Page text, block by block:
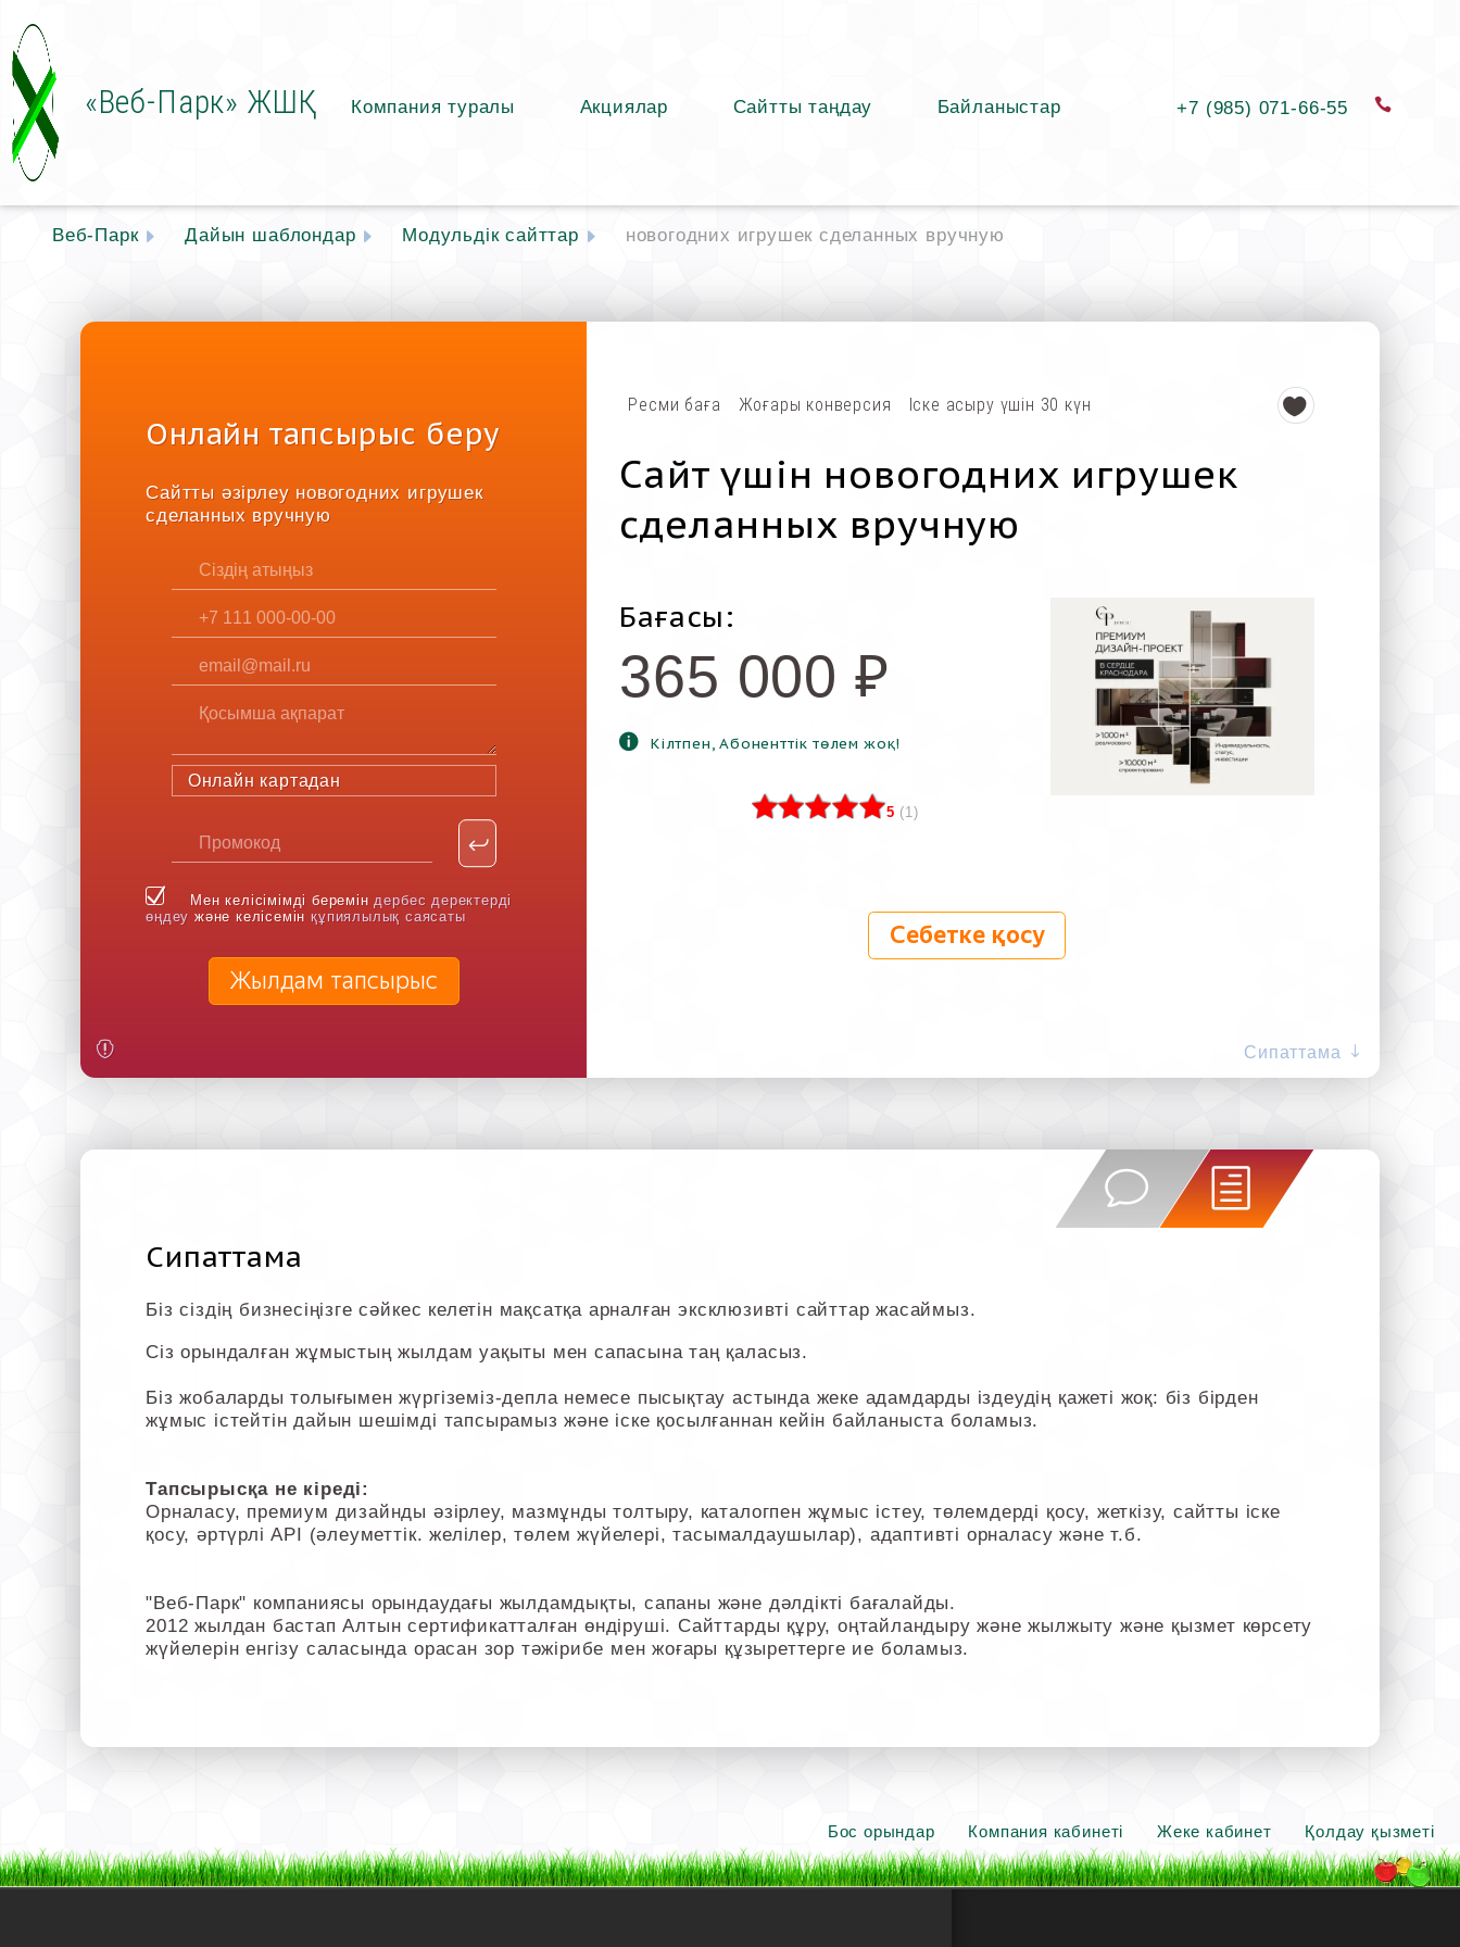
«Веб-Парк» ЖШҚ Компания туралы Акциялар Сайтты таңдау Байланыстар +7 (985) 071-66-55
Веб-Парк Дайын шаблондар Модульдік сайттар новогодних игрушек сделанных вручную
Онлайн тапсырыс беру
Сайтты әзірлеу новогодних игрушек
сделанных вручную
Онлайн картадан
Мен келісімімді беремін дербес деректерді
өңдеу және келісемінқұпиялылық саясаты
Жылдам тапсырыс
Ресми баға Жоғары конверсия Іске асыру үшін 30 күн
Сайт үшін новогодних игрушек
сделанных вручную
Бағасы:
365 000 ₽
Кілтпен, Абоненттік төлем жоқ!
5 (1)
Себетке қосу
Сипаттама
Сипаттама
Біз сіздің бизнесіңізге сәйкес келетін мақсатқа арналған эксклюзивті сайттар жасаймыз.
Сіз орындалған жұмыстың жылдам уақыты мен сапасына таң қаласыз.
Біз жобаларды толығымен жүргіземіз-депла немесе пысықтау астында жеке адамдарды іздеудің қажеті жоқ: біз бірден
жұмыс істейтін дайын шешімді тапсырамыз және іске қосылғаннан кейін байланыста боламыз.
Тапсырысқа не кіреді:
Орналасу, премиум дизайнды әзірлеу, мазмұнды толтыру, каталогпен жұмыс істеу, төлемдерді қосу, жеткізу, сайтты іске
қосу, әртүрлі API (әлеуметтік. желілер, төлем жүйелері, тасымалдаушылар), адаптивті орналасу және т.б.
"Веб-Парк" компаниясы орындаудағы жылдамдықты, сапаны және дәлдікті бағалайды.
2012 жылдан бастап Алтын сертификатталған өндіруші. Сайттарды құру, оңтайландыру және жылжыту және қызмет көрсету
жүйелерін енгізу саласында орасан зор тәжірибе мен жоғары құзыреттерге ие боламыз.
Бос орындар Компания кабинеті Жеке кабинет Қолдау қызметі